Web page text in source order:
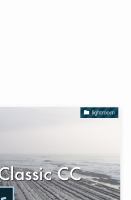
lightroom